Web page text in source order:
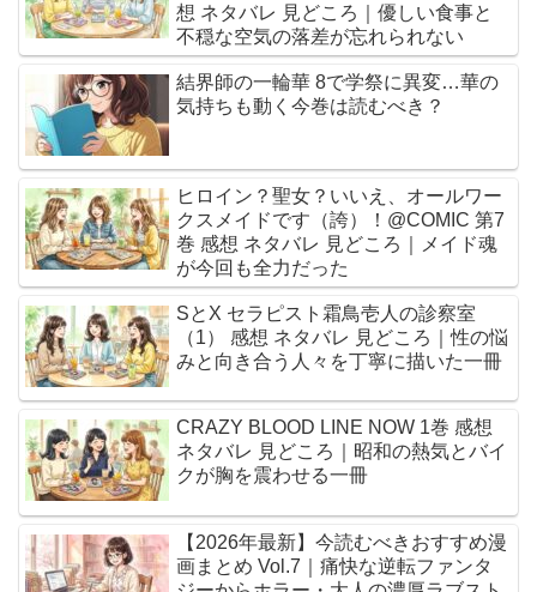
想 ネタバレ 見どころ｜優しい食事と
不穏な空気の落差が忘れられない
結界師の一輪華 8で学祭に異変…華の
気持ちも動く今巻は読むべき？
ヒロイン？聖女？いいえ、オールワー
クスメイドです（誇）！@COMIC 第7
巻 感想 ネタバレ 見どころ｜メイド魂
が今回も全力だった
SとX セラピスト霜鳥壱人の診察室
（1） 感想 ネタバレ 見どころ｜性の悩
みと向き合う人々を丁寧に描いた一冊
CRAZY BLOOD LINE NOW 1巻 感想
ネタバレ 見どころ｜昭和の熱気とバイ
クが胸を震わせる一冊
【2026年最新】今読むべきおすすめ漫
画まとめ Vol.7｜痛快な逆転ファンタ